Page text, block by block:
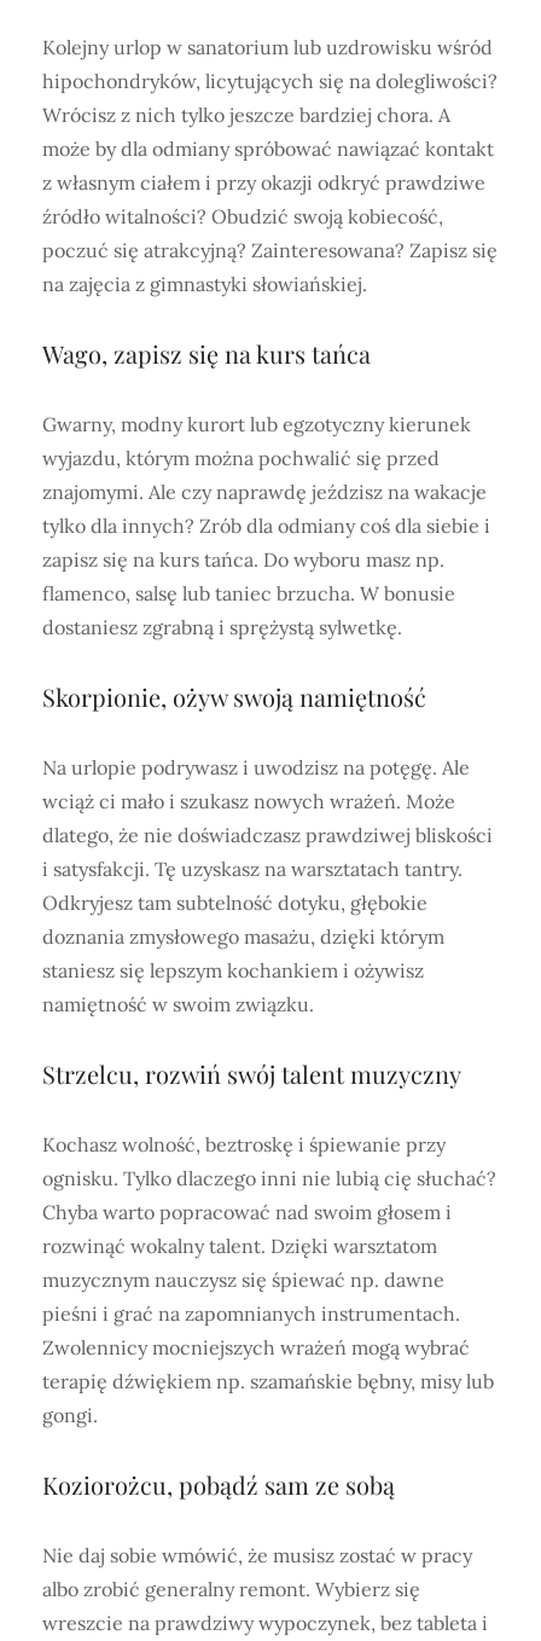
Kolejny urlop w sanatorium lub uzdrowisku wśród
hipochondryków, licytujących się na dolegliwości?
Wrócisz z nich tylko jeszcze bardziej chora. A
może by dla odmiany spróbować nawiązać kontakt
z własnym ciałem i przy okazji odkryć prawdziwe
źródło witalności? Obudzić swoją kobiecość,
poczuć się atrakcyjną? Zainteresowana? Zapisz się
na zajęcia z gimnastyki słowiańskiej.
Wago, zapisz się na kurs tańca
Gwarny, modny kurort lub egzotyczny kierunek
wyjazdu, którym można pochwalić się przed
znajomymi. Ale czy naprawdę jeździsz na wakacje
tylko dla innych? Zrób dla odmiany coś dla siebie i
zapisz się na kurs tańca. Do wyboru masz np.
flamenco, salsę lub taniec brzucha. W bonusie
dostaniesz zgrabną i sprężystą sylwetkę.
Skorpionie, ożyw swoją namiętność
Na urlopie podrywasz i uwodzisz na potęgę. Ale
wciąż ci mało i szukasz nowych wrażeń. Może
dlatego, że nie doświadczasz prawdziwej bliskości
i satysfakcji. Tę uzyskasz na warsztatach tantry.
Odkryjesz tam subtelność dotyku, głębokie
doznania zmysłowego masażu, dzięki którym
staniesz się lepszym kochankiem i ożywisz
namiętność w swoim związku.
Strzelcu, rozwiń swój talent muzyczny
Kochasz wolność, beztroskę i śpiewanie przy
ognisku. Tylko dlaczego inni nie lubią cię słuchać?
Chyba warto popracować nad swoim głosem i
rozwinąć wokalny talent. Dzięki warsztatom
muzycznym nauczysz się śpiewać np. dawne
pieśni i grać na zapomnianych instrumentach.
Zwolennicy mocniejszych wrażeń mogą wybrać
terapię dźwiękiem np. szamańskie bębny, misy lub
gongi.
Koziorożcu, pobądź sam ze sobą
Nie daj sobie wmówić, że musisz zostać w pracy
albo zrobić generalny remont. Wybierz się
wreszcie na prawdziwy wypoczynek, bez tableta i